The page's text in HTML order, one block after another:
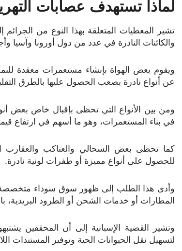
لماذا تستهدف عصابات
تشير المعطيات المتعلقة بهذا النوع من
والكائنات النادرة في عدد من دول أوروبا وآسيا
ويقوم بعض الهواة بإنشاء مستعمرات معقدة
عن أنواع نادرة يصعب الحصول عليها بالطرق
ومن بين الأنواع التي تحظى بإقبال خاص بعض
في بناء المستعمرات، وهو ما أسهم في ارتفاع
كما تحظى بعض السحالي والعناكب والعقارب
للحصول على أنواع مميزة أو طفرات لونية نادرة.
وأدى هذا الطلب إلى ظهور سوق سوداء متخصصة،
المطارات أو خدمات الشحن أو الطرود البريدية،
وتشير القضية الإسبانية إلى أن المحققين
لتسهيل نقل الحيوانات الحية وتوفير المستندات